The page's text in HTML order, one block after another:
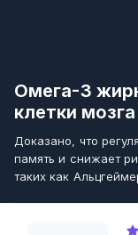
Омега-3
клетки мозга
Доказано, что
память и снижает
таких как